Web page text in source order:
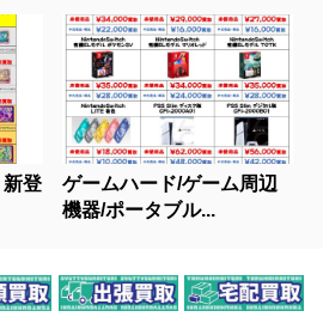
新登
ゲームハード/ゲーム周辺
機器/ポータブル...